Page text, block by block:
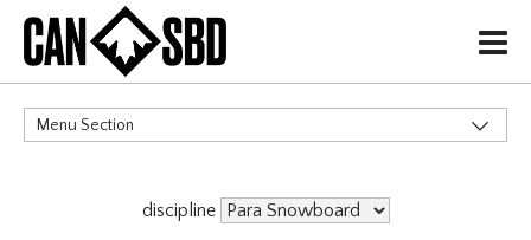
H
Menu Section
Politiques de Gouvernance
discipline